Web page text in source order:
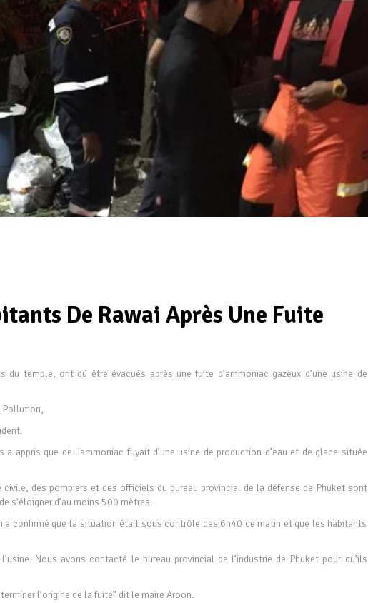
De Rawai Après Une Fuite
du temple, ont dû être évacués après une fuite d’ammoniac gazeux d’une usine de
Pollution,
appris que de l'ammoniac fuyait d’une usine de production d’eau et de glace située
des pompiers et des officiels du bureau provincial de la défense de Phuket sont
s'éloigner d’au moins 500 mètres.
a confirmé que la situation était sous contrôle des 6h40 ce matin et que les habitants
Nous avons contacté le bureau provincial de l’industrie de Phuket pour qu’ils
l’origine de la fuite” dit le maire Aroon.